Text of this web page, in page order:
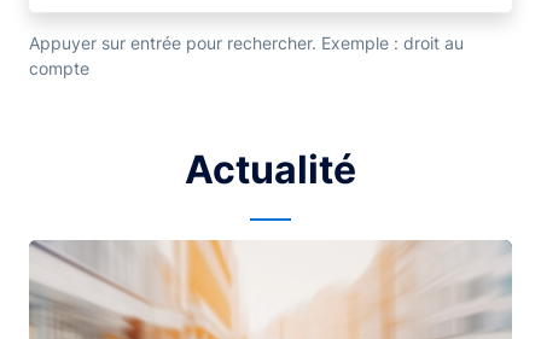
Appuyer sur entrée pour rechercher. Exemple : droit au
compte
Actualité
Image